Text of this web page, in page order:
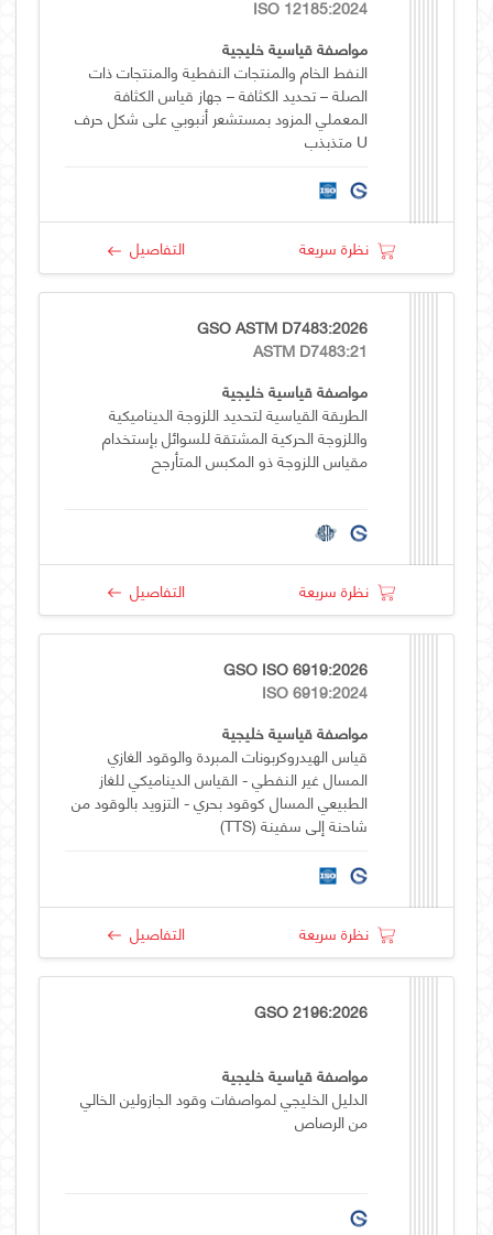
ISO 12185:2024
مواصفة قياسية خليجية
النفط الخام والمنتجات النفطية والمنتجات ذات
الصلة – تحديد الكثافة – جهاز قياس الكثافة
المعملي المزود بمستشعر أنبوبي على شكل حرف
U متذبذب
نظرة سريعة التفاصيل
GSO ASTM D7483:2026
ASTM D7483:21
مواصفة قياسية خليجية
الطريقة القياسية لتحديد اللزوجة الديناميكية
واللزوجة الحركية المشتقة للسوائل بإستخدام
مقياس اللزوجة ذو المكبس المتأرجح
نظرة سريعة التفاصيل
GSO ISO 6919:2026
ISO 6919:2024
مواصفة قياسية خليجية
قياس الهيدروكربونات المبردة والوقود الغازي
المسال غير النفطي - القياس الديناميكي للغاز
الطبيعي المسال كوقود بحري - التزويد بالوقود من
شاحنة إلى سفينة (TTS)
نظرة سريعة التفاصيل
GSO 2196:2026
مواصفة قياسية خليجية
الدليل الخليجي لمواصفات وقود الجازولين الخالي
من الرصاص